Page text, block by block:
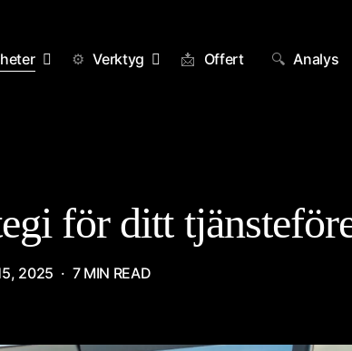
⚙️ Verktyg 📩 Offert 🔍 Analys
för ditt
2025 7 MIN READ